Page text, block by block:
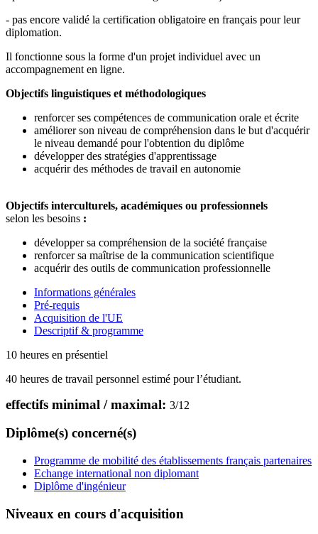
- pas encore validé la certification obligatoire en français pour leur
diplomation.
Il fonctionne sous la forme d'un projet individuel avec un
accompagnement en ligne.
Objectifs linguistiques et méthodologiques
renforcer ses compétences de communication orale et écrite
améliorer son niveau de compréhension dans le but d'acquérir
le niveau demandé pour l'obtention du diplôme
développer des stratégies d'apprentissage
acquérir des méthodes de travail en autonomie
Objectifs interculturels, académiques ou professionnels
selon les besoins :
développer sa compréhension de la société française
renforcer sa maîtrise de la communication scientifique
acquérir des outils de communication professionnelle
Informations générales
Pré-requis
Acquisition de l'UE
Descriptif & programme
10 heures en présentiel
40 heures de travail personnel estimé pour l’étudiant.
effectifs minimal / maximal: 3/12
Diplôme(s) concerné(s)
Programme de mobilité des établissements français partenaires
Echange international non diplomant
Diplôme d'ingénieur
Niveaux en cours d'acquisition